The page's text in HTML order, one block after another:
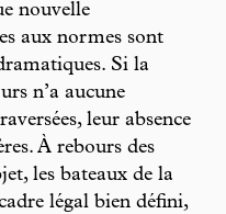
nouvelle
aux normes sont
Si la
n’a aucune
leur absence
À rebours des
les bateaux de la
légal bien défini,